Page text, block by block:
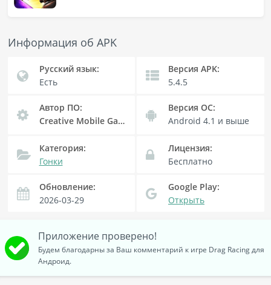
Информация об APK
Русский язык:
Есть
Версия APK:
5.4.5
Автор ПО:
Creative Mobile Games
Версия OC:
Android 4.1 и выше
Категория:
Гонки
Лицензия:
Бесплатно
Обновление:
2026-03-29
Google Play:
Открыть
Приложение проверено!
Будем благодарны за Ваш комментарий к игре Drag Racing для
Андроид.